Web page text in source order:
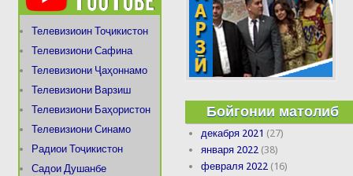
Телевизиоин Тоҷикистон
Телевизиони Сафина
Телевизиони Ҷаҳоннамо
Телевизиони Варзиш
Телевизиони Баҳористон
Телевизиони Синамо
Радиои Тоҷикистон
Садои Душанбе
Бойгонии матолиб
декабря 2021 (27)
января 2022 (38)
февраля 2022 (16)